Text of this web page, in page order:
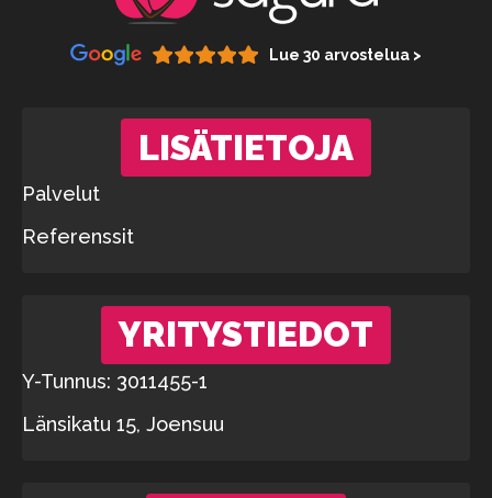
Lue 30 arvostelua >
LISÄTIETOJA
Palvelut
Referenssit
YRITYSTIEDOT
Y-Tunnus: 3011455-1
Länsikatu 15, Joensuu